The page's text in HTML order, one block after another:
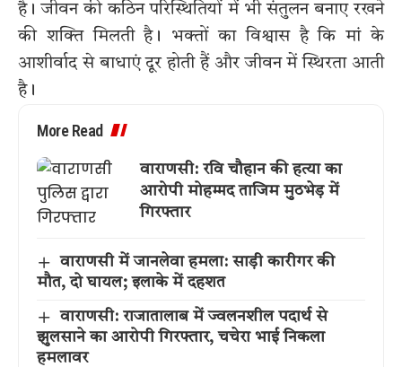
है। जीवन की कठिन परिस्थितियों में भी संतुलन बनाए रखने
की शक्ति मिलती है। भक्तों का विश्वास है कि मां के
आशीर्वाद से बाधाएं दूर होती हैं और जीवन में स्थिरता आती
है।
More Read
वाराणसी: रवि चौहान की हत्या का
आरोपी मोहम्मद ताजिम मुठभेड़ में
गिरफ्तार
वाराणसी में जानलेवा हमला: साड़ी कारीगर की
मौत, दो घायल; इलाके में दहशत
वाराणसी: राजातालाब में ज्वलनशील पदार्थ से
झुलसाने का आरोपी गिरफ्तार, चचेरा भाई निकला
हमलावर